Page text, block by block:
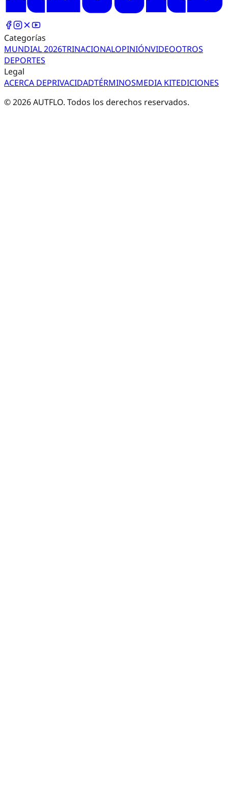
Categorías
MUNDIAL 2026TRINACIONALOPINIÓNVIDEOOTROS
DEPORTES
Legal
ACERCA DEPRIVACIDADTÉRMINOSMEDIA KITEDICIONES
©2026AUTFLO. Todos los derechos reservados.